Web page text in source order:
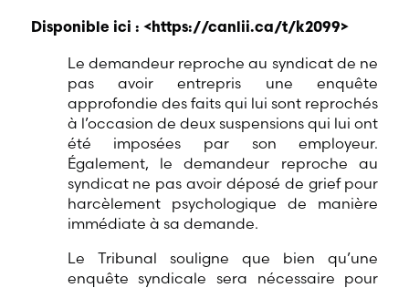
Disponible ici : < https://canlii.ca/t/k2099>
Le demandeur reproche au syndicat de ne
pas avoir entrepris une enquête
approfondie des faits qui lui sont reprochés
à l’occasion de deux suspensions qui lui ont
été imposées par son employeur.
Également, le demandeur reproche au
syndicat ne pas avoir déposé de grief pour
harcèlement psychologique de manière
immédiate à sa demande.
Le Tribunal souligne que bien qu’une
enquête syndicale sera nécessaire pour